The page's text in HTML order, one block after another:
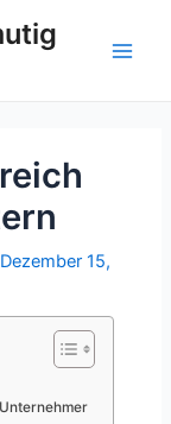
Dezember 15,